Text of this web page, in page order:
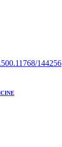
144256